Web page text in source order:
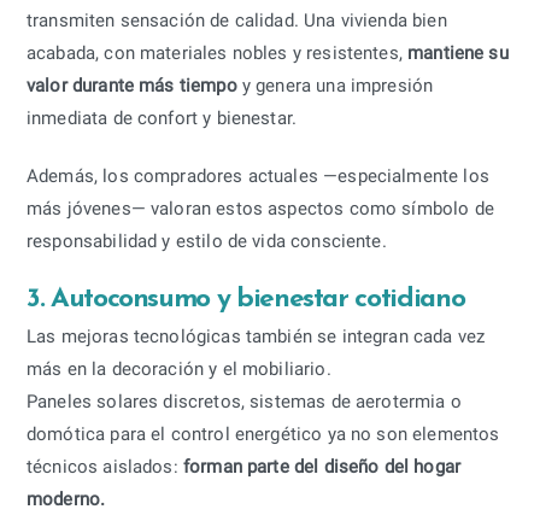
transmiten sensación de calidad. Una vivienda bien
acabada, con materiales nobles y resistentes, mantiene su
valor durante más tiempoy genera una impresión
inmediata de confort y bienestar.
Además, los compradores actuales —especialmente los
más jóvenes— valoran estos aspectos como símbolo de
responsabilidad y estilo de vida consciente.
3. Autoconsumo y bienestar cotidiano
Las mejoras tecnológicas también se integran cada vez
más en la decoración y el mobiliario.
Paneles solares discretos, sistemas de aerotermia o
domótica para el control energético ya no son elementos
técnicos aislados: forman parte del diseño del hogar
moderno.